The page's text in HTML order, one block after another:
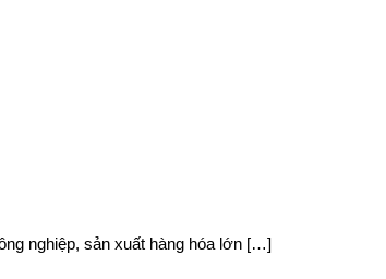
nghiệp, sản xuất hàng hóa lớn […]